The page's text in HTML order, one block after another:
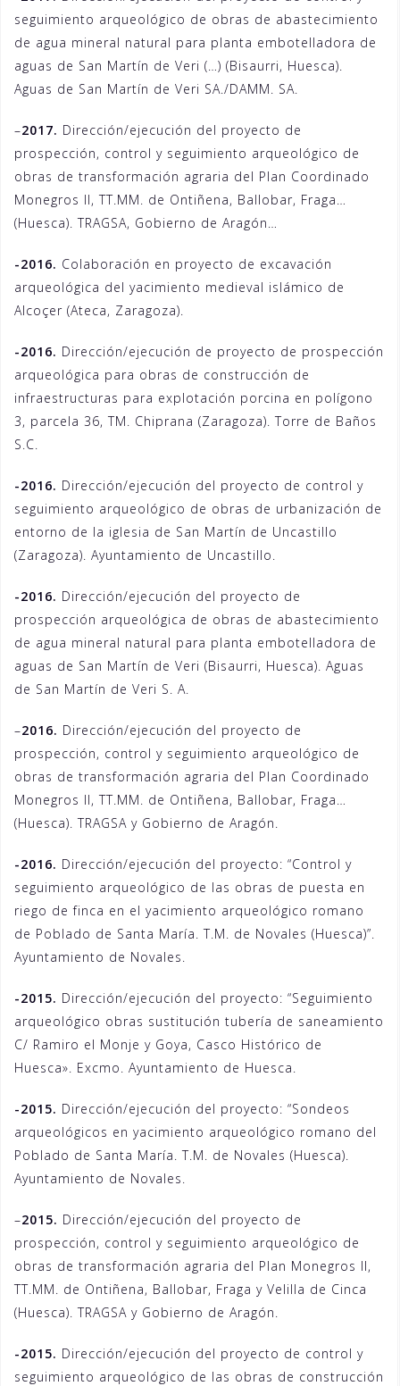
seguimiento arqueológico de obras de abastecimiento
de agua mineral natural para planta embotelladora de
aguas de San Martín de Veri (…) (Bisaurri, Huesca).
Aguas de San Martín de Veri SA./DAMM. SA.
–2017. Dirección/ejecución del proyecto de
prospección, control y seguimiento arqueológico de
obras de transformación agraria del Plan Coordinado
Monegros II, TT.MM. de Ontiñena, Ballobar, Fraga…
(Huesca). TRAGSA, Gobierno de Aragón…
-2016. Colaboración en proyecto de excavación
arqueológica del yacimiento medieval islámico de
Alcoçer (Ateca, Zaragoza).
-2016. Dirección/ejecución de proyecto de prospección
arqueológica para obras de construcción de
infraestructuras para explotación porcina en polígono
3, parcela 36, TM. Chiprana (Zaragoza). Torre de Baños
S.C.
-2016. Dirección/ejecución del proyecto de control y
seguimiento arqueológico de obras de urbanización de
entorno de la iglesia de San Martín de Uncastillo
(Zaragoza). Ayuntamiento de Uncastillo.
-2016. Dirección/ejecución del proyecto de
prospección arqueológica de obras de abastecimiento
de agua mineral natural para planta embotelladora de
aguas de San Martín de Veri (Bisaurri, Huesca). Aguas
de San Martín de Veri S. A.
–2016. Dirección/ejecución del proyecto de
prospección, control y seguimiento arqueológico de
obras de transformación agraria del Plan Coordinado
Monegros II, TT.MM. de Ontiñena, Ballobar, Fraga…
(Huesca). TRAGSA y Gobierno de Aragón.
-2016. Dirección/ejecución del proyecto: “Control y
seguimiento arqueológico de las obras de puesta en
riego de finca en el yacimiento arqueológico romano
de Poblado de Santa María. T.M. de Novales (Huesca)”.
Ayuntamiento de Novales.
-2015. Dirección/ejecución del proyecto: “Seguimiento
arqueológico obras sustitución tubería de saneamiento
C/ Ramiro el Monje y Goya, Casco Histórico de
Huesca». Excmo. Ayuntamiento de Huesca.
-2015. Dirección/ejecución del proyecto: “Sondeos
arqueológicos en yacimiento arqueológico romano del
Poblado de Santa María. T.M. de Novales (Huesca).
Ayuntamiento de Novales.
–2015. Dirección/ejecución del proyecto de
prospección, control y seguimiento arqueológico de
obras de transformación agraria del Plan Monegros II,
TT.MM. de Ontiñena, Ballobar, Fraga y Velilla de Cinca
(Huesca). TRAGSA y Gobierno de Aragón.
-2015. Dirección/ejecución del proyecto de control y
seguimiento arqueológico de las obras de construcción